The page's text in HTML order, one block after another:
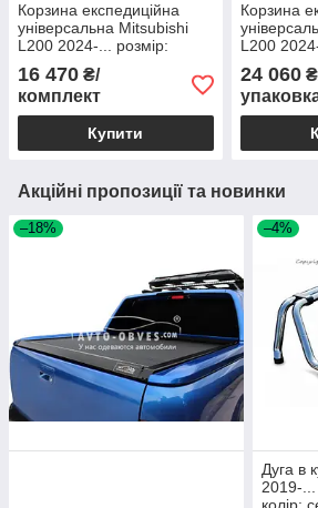
Корзина експедиційна
універсальна Mitsubishi
L200 2024-... розмір:
16 470 ₴/
комплект
Купити
Корзина
L200
24 060
Акційні пропозиції та новинки
–18% –4%
Дуга в
2019-...